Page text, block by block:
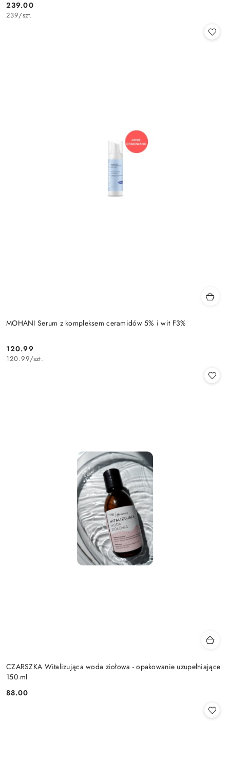
Cena:
239.00
239/szt.
MOHANI Serum z kompleksem ceramidów 5% i wit F3%
Cena:
120.99
120.99/szt.
CZARSZKA Witalizująca woda ziołowa - opakowanie uzupełniające
150 ml
Cena:
88.00